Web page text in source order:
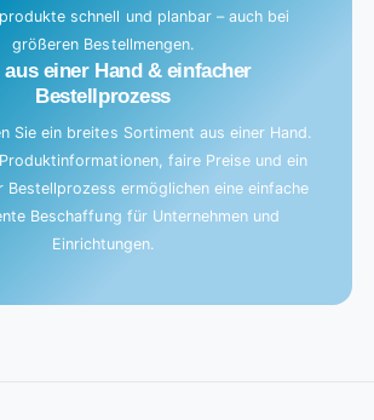
schnell und planbar – auch bei
größeren Bestellmengen.
aus einer Hand & einfacher
Bestellprozess
Sie ein breites Sortiment aus einer Hand.
faire Preise und ein
Bestellprozess ermöglichen eine einfache
Beschaffung für Unternehmen und
Einrichtungen.